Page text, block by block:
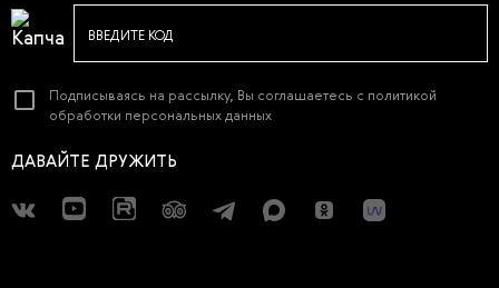
ВВЕДИТЕ КОД
Подписываясь на рассылку, Вы соглашаетесь с политикой
обработки персональных данных
ДАВАЙТЕ ДРУЖИТЬ